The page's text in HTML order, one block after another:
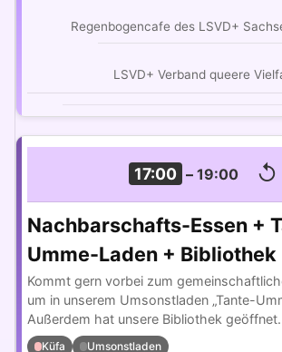
Regenbogencafe des LSVD+
LSVD+ Verband queere
17:00 – 19:00 ↺
Nachbarschafts-Essen +
Umme-Laden + Bibliothek
Kommt gern vorbei zum
um in unserem Umsonstladen „Tante-
Außerdem hat unsere Bibliothek geöffnet.
Küfa Umsonstladen